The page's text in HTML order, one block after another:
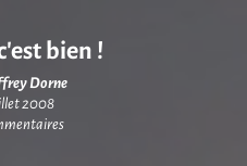
bien !
Dorne
2008